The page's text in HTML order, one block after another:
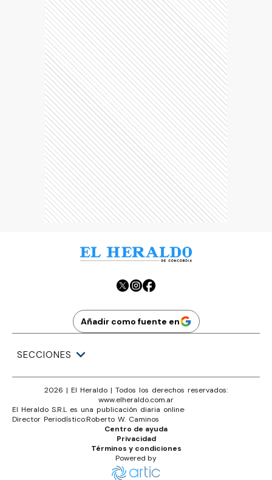
Añadir como fuente en
SECCIONES
2026 | El Heraldo | Todos los derechos reservados:
www.elheraldo.com.ar
El Heraldo S.R.L es una publicación diaria online·
Director Periodístico:Roberto W. Caminos
Términos y condiciones
Privacidad
Centro de ayuda
Powered by